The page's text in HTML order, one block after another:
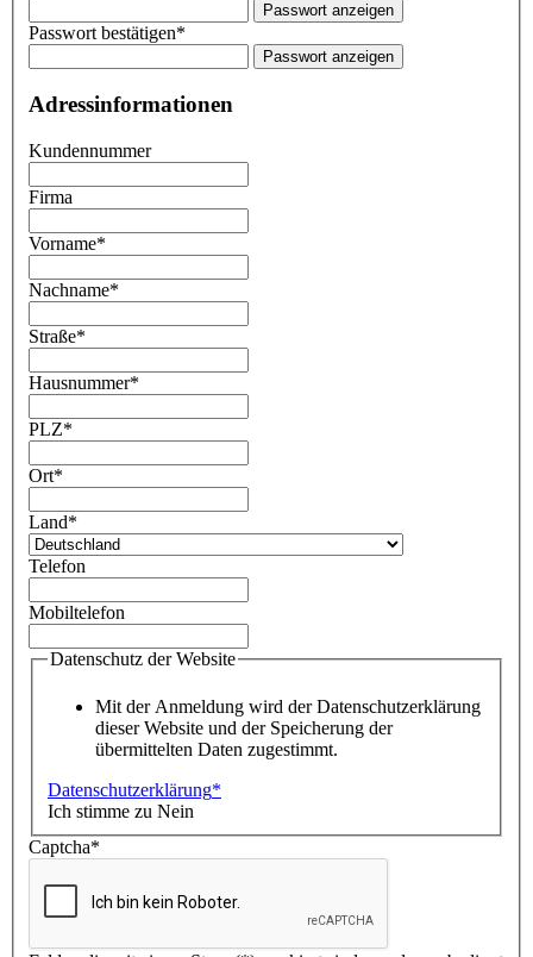
Passwort anzeigen
Passwort bestätigen*
Passwort anzeigen
Adressinformationen
Kundennummer
Firma
Vorname*
Nachname*
Straße*
Hausnummer*
PLZ*
Ort*
Land*
Telefon
Mobiltelefon
Datenschutz der Website
Mit der Anmeldung wird der Datenschutzerklärung
dieser Website und der Speicherung der
übermittelten Daten zugestimmt.
Datenschutzerklärung*
Ich stimme zu Nein
Captcha*